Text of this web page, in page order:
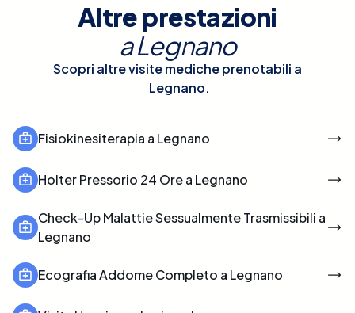
Altre prestazioni
aLegnano
Scopri altre visite mediche prenotabili a
Legnano.
Fisiokinesiterapia a Legnano
Holter Pressorio 24 Ore a Legnano
Check-Up Malattie Sessualmente Trasmissibili a
Legnano
Ecografia Addome Completo a Legnano